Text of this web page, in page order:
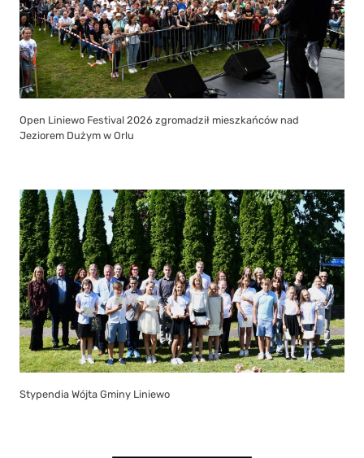
Open Liniewo Festival 2026 zgromadził mieszkańców nad
Jeziorem Dużym w Orlu
Stypendia Wójta Gminy Liniewo